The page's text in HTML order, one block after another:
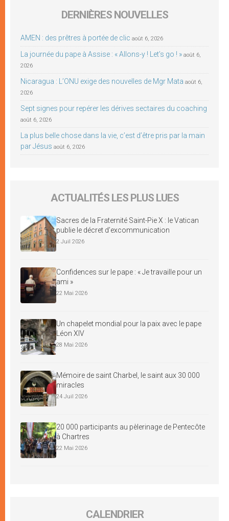
DERNIÈRES NOUVELLES
AMEN : des prêtres à portée de clic août 6, 2026
La journée du pape à Assise : « Allons-y ! Let’s go ! » août 6,
2026
Nicaragua : L’ONU exige des nouvelles de Mgr Mata août 6,
2026
Sept signes pour repérer les dérives sectaires du coaching
août 6, 2026
La plus belle chose dans la vie, c’est d’être pris par la main
par Jésus août 6, 2026
ACTUALITÉS LES PLUS LUES
Sacres de la Fraternité Saint-Pie X : le Vatican
publie le décret d’excommunication
2 Juil 2026
Confidences sur le pape : « Je travaille pour un
ami »
22 Mai 2026
Un chapelet mondial pour la paix avec le pape
Léon XIV
28 Mai 2026
Mémoire de saint Charbel, le saint aux 30 000
miracles
24 Juil 2026
20 000 participants au pèlerinage de Pentecôte
à Chartres
22 Mai 2026
CALENDRIER